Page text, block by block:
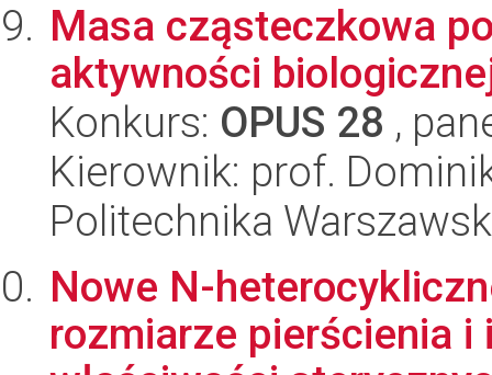
Masa cząsteczkowa
aktywności
Konkurs: OPUS 28 ,
Kierownik: prof.
Politechnika
Nowe N-
rozmiarze pierścienia